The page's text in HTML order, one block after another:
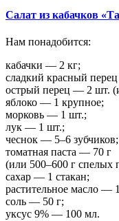
Салат из кабачков
Нам понадобится:
кабачки — 2 кг;
сладкий красный
острый перец — 2 шт.
яблоко — 1 крупное;
морковь — 1 шт.;
лук — 1 шт.;
чеснок — 5–6 зубчиков;
томатная паста — 70 г
(или 500–600 г спелых
сахар — 1 стакан;
растительное масло —
соль — 50 г;
уксус 9% — 100 мл.